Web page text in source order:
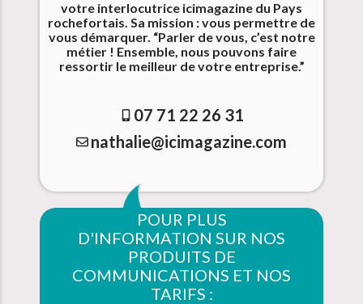
votre interlocutrice icimagazine du Pays
rochefortais. Sa mission : vous permettre de
vous démarquer. “Parler de vous, c’est notre
métier ! Ensemble, nous pouvons faire
ressortir le meilleur de votre entreprise.”
07 71 22 26 31
nathalie@icimagazine.com
POUR PLUS
D'INFORMATION SUR NOS
PRODUITS DE
COMMUNICATIONS ET NOS
TARIFS :